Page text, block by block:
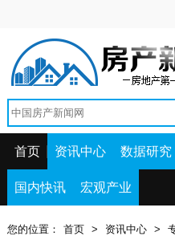
资讯中心
政策法规
国内快讯
首页 资讯中心 数据研究
国内快讯 宏观产业
您的位置： 首页 > 资讯中心 >